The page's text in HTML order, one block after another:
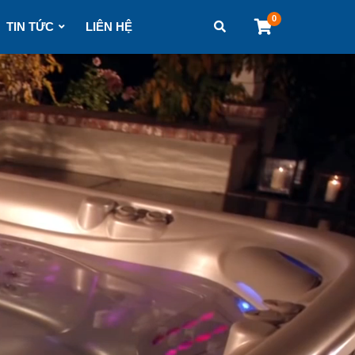
TIN TỨC LIÊN HỆ
0